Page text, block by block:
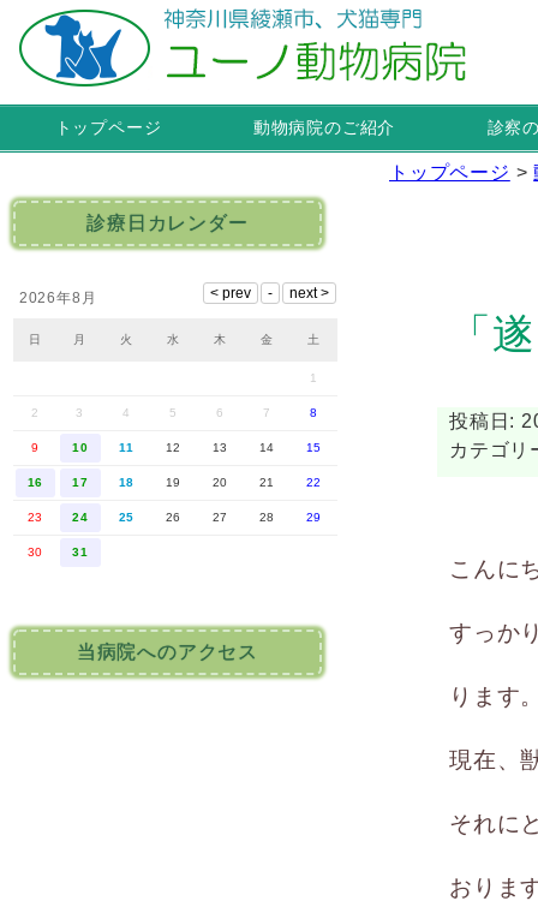
トップページ 動物病院のご紹介 診察
トップページ >
「
投稿日:
カテゴ
こんに
すっか
ります
現在、
それに
おりま
診療日カレンダー
2026年8月
日 月 火 水 木 金 土
1
2 3 4 5 6 7 8
9 10 11 12 13 14 15
16 17 18 19 20 21 22
23 24 25 26 27 28 29
30 31
当病院へのアクセス